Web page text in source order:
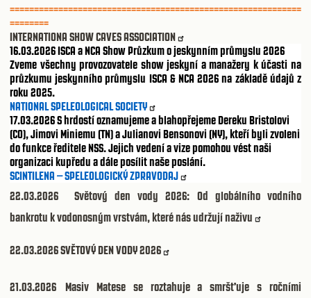
============================================================
========
INTERNATIONA SHOW CAVES ASSOCIATION
16.03.2026ISCA a NCA Show Průzkum o jeskynním průmyslu 2026
Zveme všechny provozovatele show jeskyní a manažery k účasti na
průzkumu jeskynního průmyslu ISCA & NCA 2026 na základě údajů z
roku 2025.
NATIONAL SPELEOLOGICAL SOCIETY
17.03.2026S hrdostí oznamujeme a blahopřejeme Dereku Bristolovi
(CO), Jimovi Miniemu (TN) a Julianovi Bensonovi (NY), kteří byli zvoleni
do funkce ředitele NSS. Jejich vedení a vize pomohou vést naši
organizaci kupředu a dále posílit naše poslání.
SCINTILENA – SPELEOLOGICKÝ ZPRAVODAJ
22.03.2026
Světový den vody 2026: Od globálního vodního
bankrotu k vodonosným vrstvám, které nás udržují naživu
22.03.2026SVĚTOVÝ DEN VODY 2026
21.03.2026
Masiv Matese se roztahuje a smršťuje s ročními